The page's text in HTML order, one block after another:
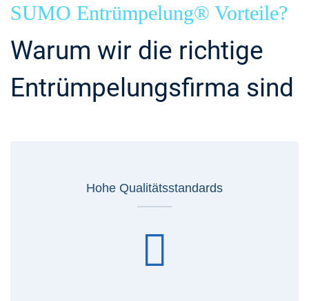
SUMO Entrümpelung® Vorteile?
Warum wir die richtige
Entrümpelungsfirma sind
Hohe Qualitätsstandards